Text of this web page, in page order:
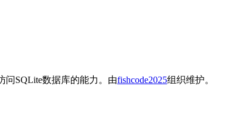
问SQLite数据库的能力。由fishcode2025组织维护。